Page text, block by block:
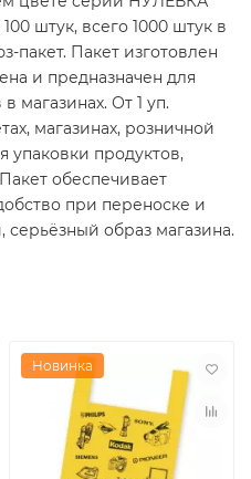
штук, всего 1000 штук в
пакет. Пакет изготовлен
и предназначен для
магазинах. От 1 уп.
магазинах, розничной
упаковки продуктов,
обеспечивает
при переноске и
образ магазина.
Новинка